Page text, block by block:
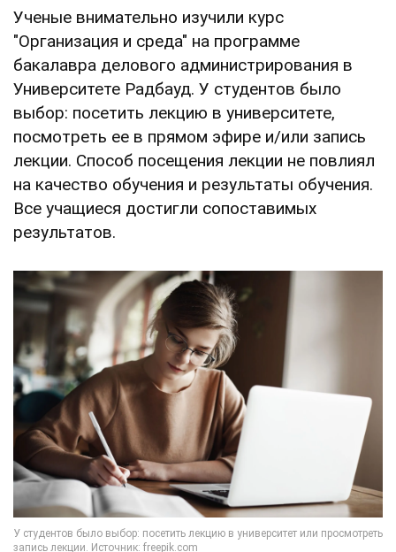
Ученые внимательно изучили курс
"Организация и среда" на программе
бакалавра делового администрирования в
Университете Радбауд. У студентов было
выбор: посетить лекцию в университете,
посмотреть ее в прямом эфире и/или запись
лекции. Способ посещения лекции не повлиял
на качество обучения и результаты обучения.
Все учащиеся достигли сопоставимых
результатов.